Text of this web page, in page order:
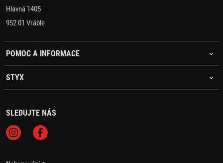
Hlavná 1405
952 01 Vráble
POMOC A INFORMACE
STYX
SLEDUJTE NÁS